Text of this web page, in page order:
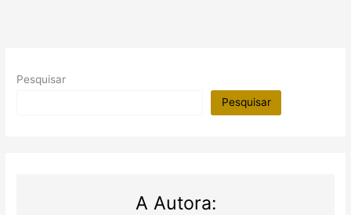
do
Pesquisar
Pesquisar
A Autora: